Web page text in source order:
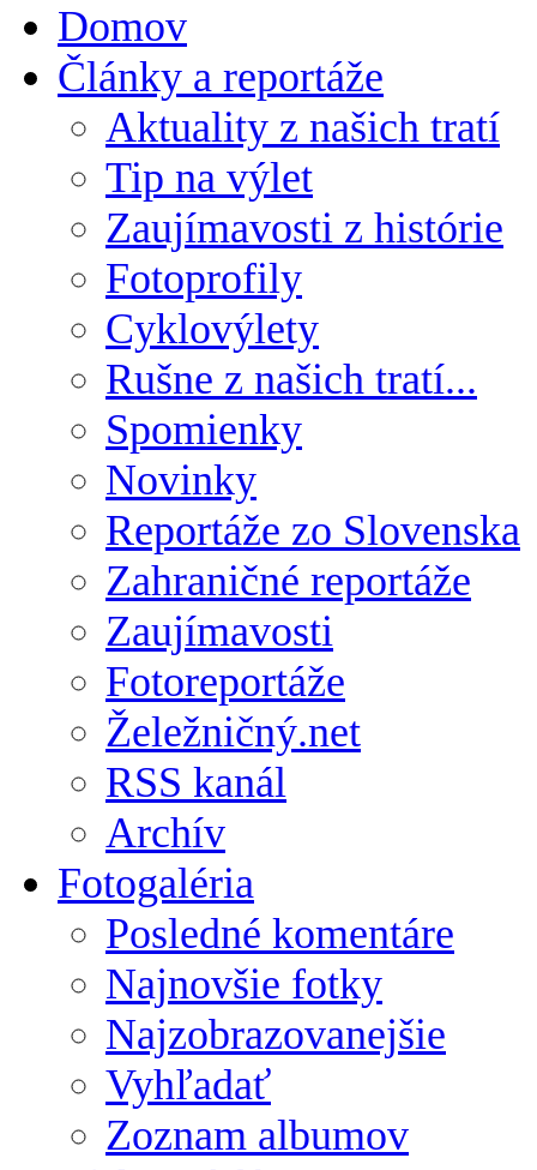
Domov
Články a reportáže
Aktuality z našich tratí
Tip na výlet
Zaujímavosti z histórie
Fotoprofily
Cyklovýlety
Rušne z našich tratí...
Spomienky
Novinky
Reportáže zo Slovenska
Zahraničné reportáže
Zaujímavosti
Fotoreportáže
Želežničný.net
RSS kanál
Archív
Fotogaléria
Posledné komentáre
Najnovšie fotky
Najzobrazovanejšie
Vyhľadať
Zoznam albumov